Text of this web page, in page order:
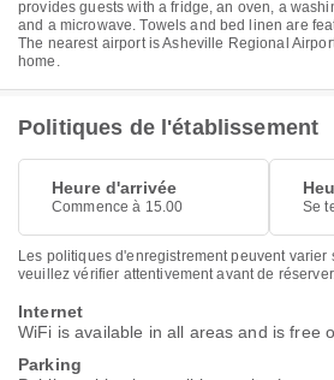
provides guests with a fridge, an oven, a
and a microwave. Towels and bed linen are
The nearest airport is Asheville Regional
home.
Politiques de l'établissement
Heure d'arrivée
Commence à 15.00 Se
Les politiques d'enregistrement peuvent varier
veuillez vérifier attentivement avant de réserver.
Internet
WiFi is available in all areas and is free
Parking